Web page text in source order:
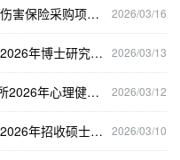
2026/03/16
南京地理与湖泊研究所研究生意外伤害保险采购项目评审结果公告
2026/03/13
中国科学院南京地理与湖泊研究所2026年博士研究生入学考试通知
2026/03/12
“心手相连，愈见美好”—南京地湖所2026年心理健康活动报名通知
2026/03/10
中国科学院南京地理与湖泊研究所2026年招收硕士研究生复试规程和复试名单